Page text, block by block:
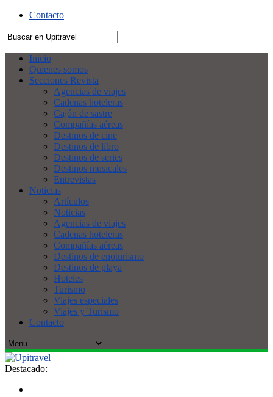
Contacto
Inicio
Quienes somos
Secciones Revista
Agencias de viajes
Cadenas hoteleras
Cajón de sastre
Compañías aéreas
Destinos de cine
Destinos de libro
Destinos de series
Destinos musicales
Entrevistas
Noticias
Artículos
Noticias
Agencias de viajes
Cadenas hoteleras
Compañías aéreas
Destinos de enoturismo
Destinos de playa
Hoteles
Turismo
Viajes especiales
Viajes y Turismo
Contacto
Destacado: